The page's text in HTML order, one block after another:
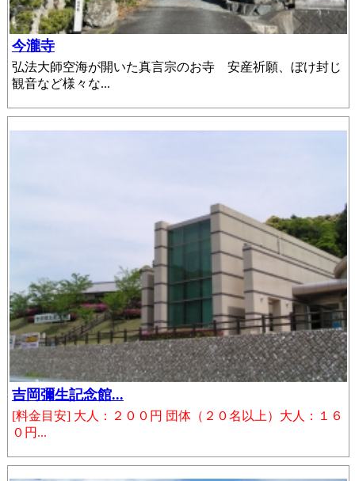
今瀧寺
弘法大師空海が開いた真言宗のお寺 安産祈願、ぼけ封じ
観音など様々な...
吉岡彌生記念館...
[料金目安] 大人：２００円 団体（２０名以上）大人：１６
０円...